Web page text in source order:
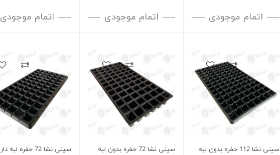
اتمام موجودی اتمام موجودی اتمام موجودی
سینی نشا 112 حفره بدون لبه سینی نشا 72 حفره بدون لبه سینی نشا 72 حفره لبه دار